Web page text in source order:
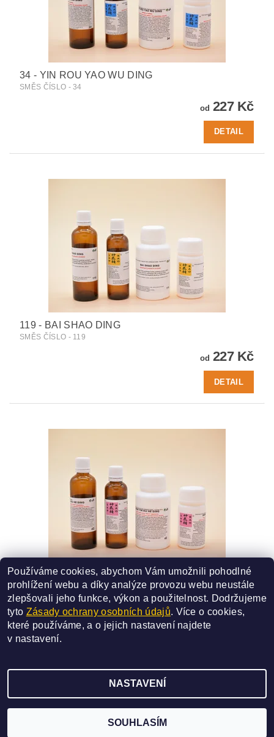
34 - YIN ROU YAO WU DING
SMĚS ČÍSLO - 34
od 227 Kč
DETAIL
119 - BAI SHAO DING
SMĚS ČÍSLO - 119
od 227 Kč
DETAIL
42 - SHEN YIN KU HE DING
SMĚS ČÍSLO - 42
od227 Kč
2026 ©SAN BAO, všechna práva vyhrazena
Vytvořil Shoptet
Používáme cookies, abychom Vám umožnili pohodlné
prohlížení webu a díky analýze provozu webu neustále
zlepšovali jeho funkce, výkon a použitelnost. Dodržujeme
tyto Zásady ochrany osobních údajů. Více o cookies,
které používáme, a o jejich nastavení najdete
v nastavení.
NASTAVENÍ
SOUHLASÍM